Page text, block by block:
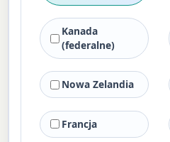
Kanada
(federalne)
Nowa Zelandia
Francja